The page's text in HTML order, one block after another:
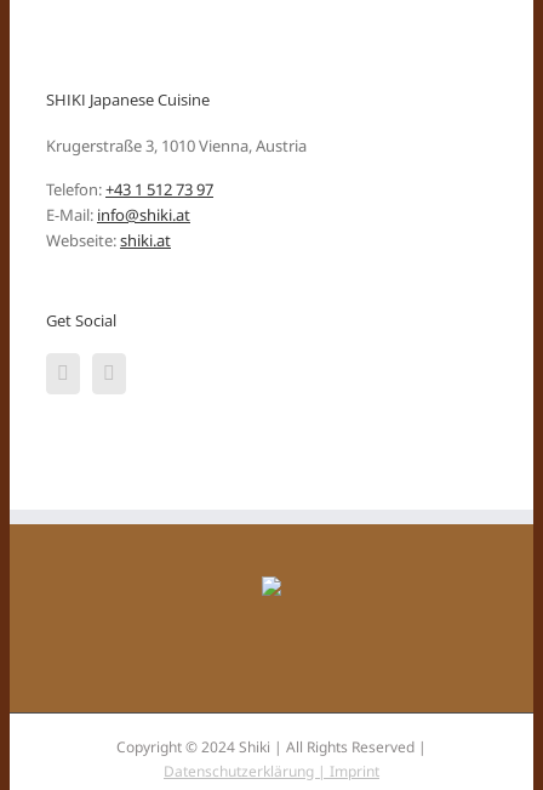
SHIKI Japanese Cuisine
Krugerstraße 3, 1010 Vienna, Austria
Telefon:+43 1 512 73 97
E-Mail: info@shiki.at
Webseite:shiki.at
Get Social
Copyright © 2024 Shiki | All Rights Reserved |
Datenschutzerklärung | Imprint